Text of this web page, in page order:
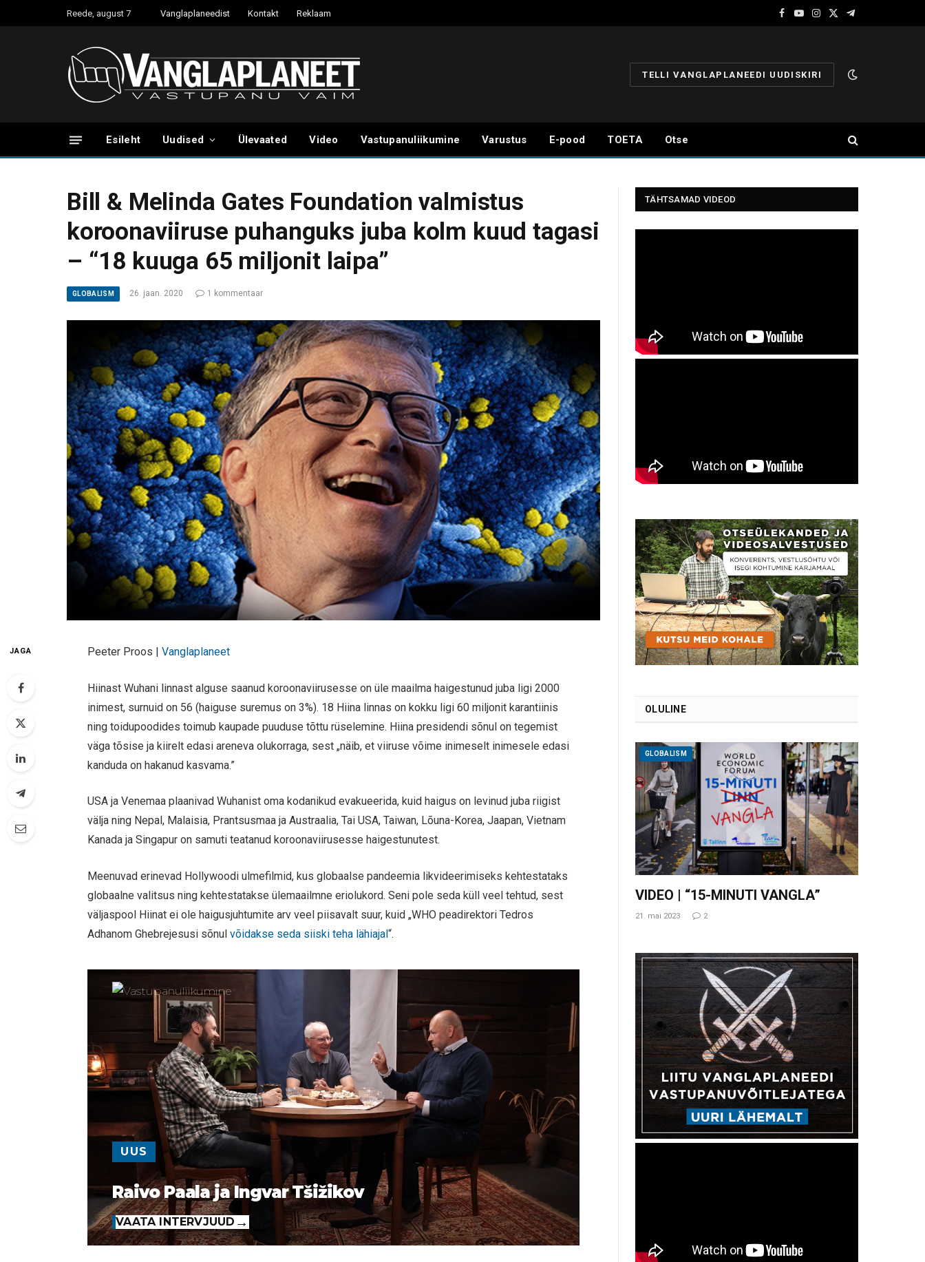
Reede, august 7 Vanglaplaneedist Kontakt Reklaam
Facebook
YouTube
Instagram
X
Telegram
TELLI VANGLAPLANEEDI UUDISKIRI
Esileht Uudised Ülevaated Video Vastupanuliikumine Varustus E-pood TOETA Otse
Bill & Melinda Gates Foundation valmistus
koroonaviiruse puhanguks juba kolm kuud tagasi
– “18 kuuga 65 miljonit laipa”
GLOBALISM 26. jaan. 2020 1 kommentaar
JAGA Peeter Proos |Vanglaplaneet
Hiinast Wuhani linnast alguse saanud koroonaviirusesse on üle maailma haigestunud juba ligi 2000
inimest, surnuid on 56 (haiguse suremus on 3%). 18 Hiina linnas on kokku ligi 60 miljonit karantiinis
ning toidupoodides toimub kaupade puuduse tõttu rüselemine. Hiina presidendi sõnul on tegemist
väga tõsise ja kiirelt edasi areneva olukorraga, sest „näib, et viiruse võime inimeselt inimesele edasi
kanduda on hakanud kasvama.”
USA ja Venemaa plaanivad Wuhanist oma kodanikud evakueerida, kuid haigus on levinud juba riigist
välja ning Nepal, Malaisia, Prantsusmaa ja Austraalia, Tai USA, Taiwan, Lõuna-Korea, Jaapan, Vietnam
Kanada ja Singapur on samuti teatanud koroonaviirusesse haigestunutest.
Meenuvad erinevad Hollywoodi ulmefilmid, kus globaalse pandeemia likvideerimiseks kehtestataks
globaalne valitsus ning kehtestatakse ülemaailmne eriolukord. Seni pole seda küll veel tehtud, sest
väljaspool Hiinat ei ole haigusjuhtumite arv veel piisavalt suur, kuid „WHO peadirektori Tedros
Adhanom Ghebrejesusi sõnulvõidakse seda siiski teha lähiajal“.
UUS
Raivo Paala ja Ingvar Tšižikov
VAATA INTERVJUUD
TÄHTSAMAD VIDEOD
OLULINE
GLOBALISM
VIDEO | “15-MINUTI VANGLA”
21. mai 2023 2